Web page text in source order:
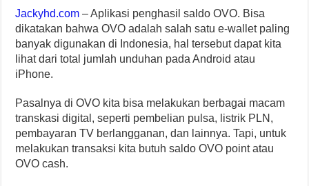
Jackyhd.com – Aplikasi penghasil saldo OVO. Bisa
dikatakan bahwa OVO adalah salah satu e-wallet paling
banyak digunakan di Indonesia, hal tersebut dapat kita
lihat dari total jumlah unduhan pada Android atau
iPhone.
Pasalnya di OVO kita bisa melakukan berbagai macam
transkasi digital, seperti pembelian pulsa, listrik PLN,
pembayaran TV berlangganan, dan lainnya. Tapi, untuk
melakukan transaksi kita butuh saldo OVO point atau
OVO cash.